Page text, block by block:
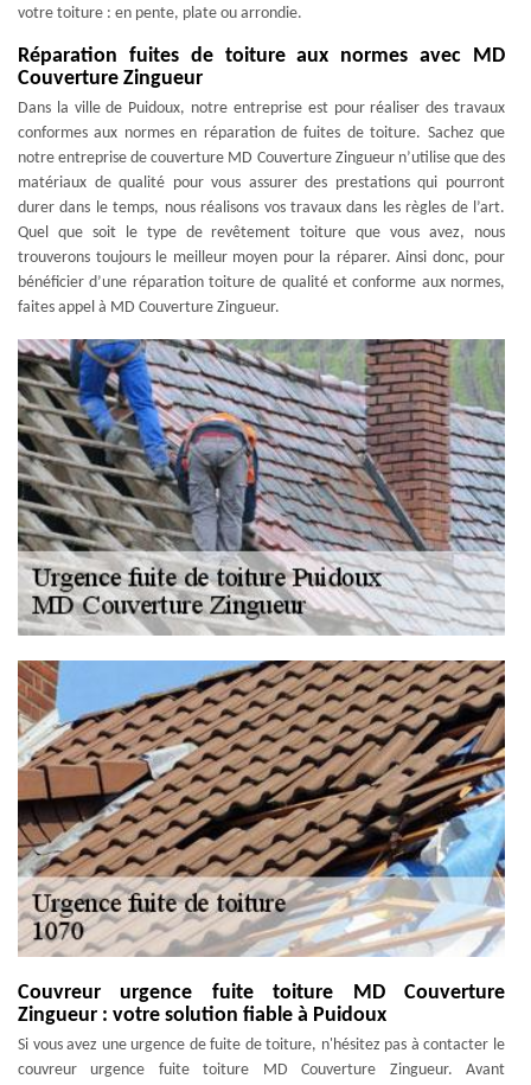
votre toiture : en pente, plate ou arrondie.
Réparation fuites de toiture aux normes avec MD
Couverture Zingueur
Dans la ville de Puidoux, notre entreprise est pour réaliser des travaux
conformes aux normes en réparation de fuites de toiture. Sachez que
notre entreprise de couverture MD Couverture Zingueur n’utilise que des
matériaux de qualité pour vous assurer des prestations qui pourront
durer dans le temps, nous réalisons vos travaux dans les règles de l’art.
Quel que soit le type de revêtement toiture que vous avez, nous
trouverons toujours le meilleur moyen pour la réparer. Ainsi donc, pour
bénéficier d’une réparation toiture de qualité et conforme aux normes,
faites appel à MD Couverture Zingueur.
Couvreur urgence fuite toiture MD Couverture
Zingueur : votre solution fiable à Puidoux
Si vous avez une urgence de fuite de toiture, n'hésitez pas à contacter le
couvreur urgence fuite toiture MD Couverture Zingueur. Avant